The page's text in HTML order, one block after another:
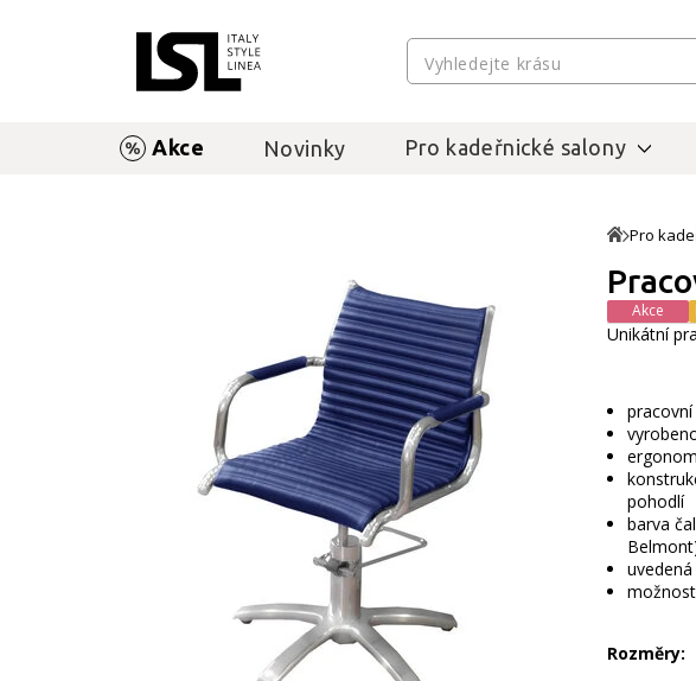
Akce Novinky Pro kadeřnické salony
Pro
Akce
Unikátní
pracovní
pohodlí
barva
Rozměry: